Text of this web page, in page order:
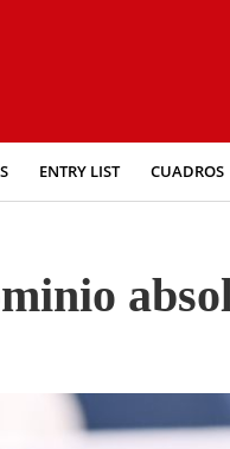
ENTRY LIST CUADROS